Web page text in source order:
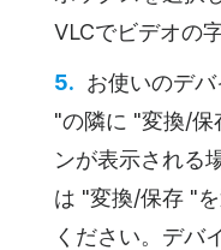
VLCでビデオの
お使いのデ
"の隣に "変換/保
ンが表示される
は "変換/保存 "
ください。デバ